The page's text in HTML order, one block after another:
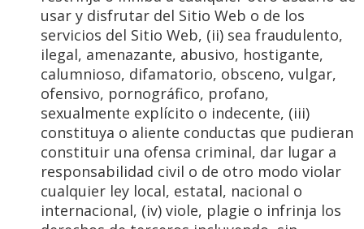
usar y disfrutar del Sitio Web o de los
servicios del Sitio Web, (ii) sea fraudulento,
ilegal, amenazante, abusivo, hostigante,
calumnioso, difamatorio, obsceno, vulgar,
ofensivo, pornográfico, profano,
sexualmente explícito o indecente, (iii)
constituya o aliente conductas que pudieran
constituir una ofensa criminal, dar lugar a
responsabilidad civil o de otro modo violar
cualquier ley local, estatal, nacional o
internacional, (iv) viole, plagie o infrinja los